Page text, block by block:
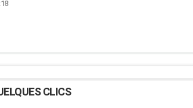
CLICS